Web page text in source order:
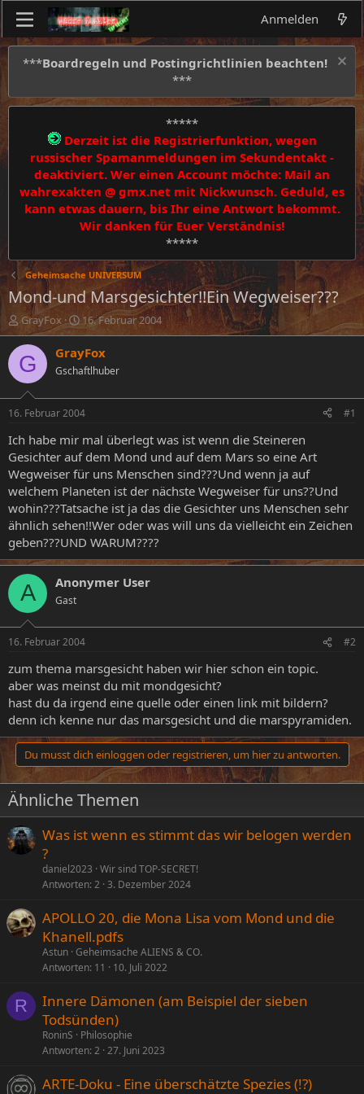
Anmelden
***Boardregeln und Postingrichtlinien beachten!
***
*****
Derzeit ist die Registrierfunktion, wegen
russischer Spamanmeldungen im Sekundentakt -
deaktiviert. Wer einen Account möchte: Mail an
wahrexakten @ gmx.net mit Nickwunsch. Geduld, es
kann etwas dauern, bis Ihr eine Antwort bekommt.
Wir danken für Euer Verständnis!
*****
Geheimsache UNIVERSUM
Mond-und Marsgesichter!!Ein Wegweiser???
E
r
s
t
l
e
r
GrayFox
E
r
s
e
l
t
a
m
16. Februar 2004
G GrayFox
Gschaftlhuber
16. Februar 2004 #1
Ich habe mir mal überlegt was ist wenn die Steineren
Gesichter auf dem Mond und auf dem Mars so eine Art
Wegweiser für uns Menschen sind???Und wenn ja auf
welchem Planeten ist der nächste Wegweiser für uns??Und
wohin???Tatsache ist ja das die Gesichter uns Menschen sehr
ähnlich sehen!!Wer oder was will uns da vielleicht ein Zeichen
geben???UND WARUM????
A Anonymer User
Gast
16. Februar 2004 #2
zum thema marsgesicht haben wir hier schon ein topic.
aber was meinst du mit mondgesicht?
hast du da irgend eine quelle oder einen link mit bildern?
denn ich kenne nur das marsgesicht und die marspyramiden.
Du musst dich einloggen oder registrieren, um hier zu antworten.
Ähnliche Themen
Was ist wenn es stimmt das wir belogen werden
?
daniel2023 Wir sind TOP-SECRET!
Antworten 2 3. Dezember 2024
APOLLO 20, die Mona Lisa vom Mond und die
Khanell.pdfs
Astun Geheimsache ALIENS & CO.
Antworten 11 10. Juli 2022
R
Innere Dämonen (am Beispiel der sieben
Todsünden)
RoninS
Philosophie
Antworten 2 27. Juni 2023
ARTE-Doku - Eine überschätzte Spezies (!?)